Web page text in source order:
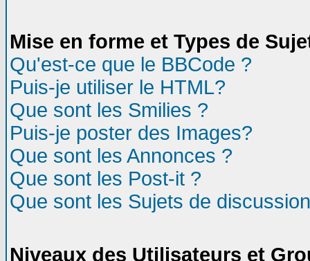
Mise en forme et Types de
Qu'est-ce que le BBCode ?
Puis-je utiliser le HTML?
Que sont les Smilies ?
Puis-je poster des Images?
Que sont les Annonces ?
Que sont les Post-it ?
Que sont les Sujets de
Niveaux des Utilisateurs et